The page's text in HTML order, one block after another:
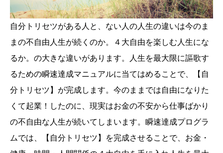
自分トリセツがある人と、ない人の人生の違いは今のま
まの不自由人生が続くのか。４大自由を楽しむ人生にな
るか。の大きな違いがあります。人生を最大限に謳歌す
るための瞬速達成マニュアルに当てはめることで、【自
分トリセツ】が完成します。今のままでは自由になりた
くて起業！したのに、現実はお金の不安から仕事ばかり
の不自由な人生が続いてしまいます。瞬速達成プログラ
ムでは、【自分トリセツ】を完成させることで、お金・